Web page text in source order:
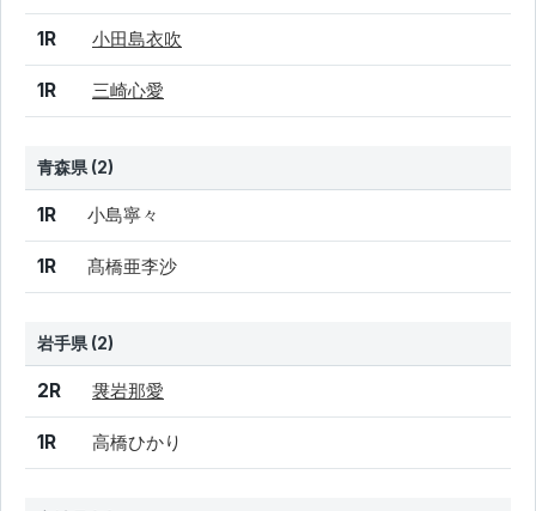
1R 小田島衣吹
1R 三崎心愛
青森県 (2)
結果 シード
1R 小島寧々
1R 髙橋亜李沙
岩手県 (2)
結果 シード 選手名
2R 袰岩那愛
1R 高橋ひかり